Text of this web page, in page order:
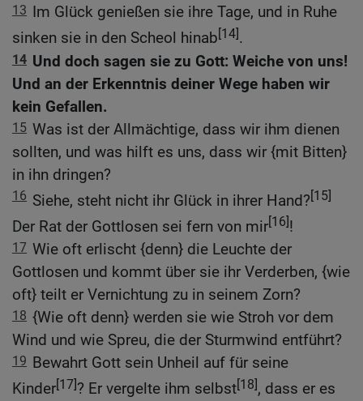
13 Im Glück genießen sie ihre Tage, und in Ruhe
sinken sie in den Scheol hinab[14].
14 Und doch sagen sie zu Gott: Weiche von uns!
Und an der Erkenntnis deiner Wege haben wir
kein Gefallen.
15 Was ist der Allmächtige, dass wir ihm dienen
sollten, und was hilft es uns, dass wir {mit Bitten}
in ihn dringen?
16 Siehe, steht nicht ihr Glück in ihrer Hand?[15]
Der Rat der Gottlosen sei fern von mir[16]!
17 Wie oft erlischt {denn} die Leuchte der
Gottlosen und kommt über sie ihr Verderben, {wie
oft} teilt er Vernichtung zu in seinem Zorn?
18 {Wie oft denn} werden sie wie Stroh vor dem
Wind und wie Spreu, die der Sturmwind entführt?
19 Bewahrt Gott sein Unheil auf für seine
Kinder[17]? Er vergelte ihm selbst[18], dass er es